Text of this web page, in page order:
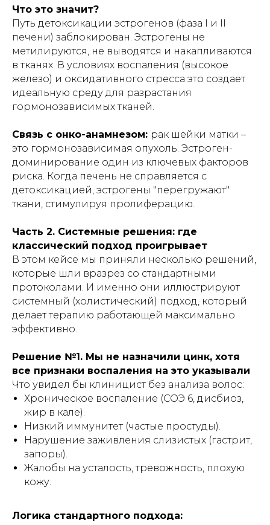
Что это значит?
Путь детоксикации эстрогенов (фаза I и II
печени) заблокирован. Эстрогены не
метилируются, не выводятся и накапливаются
в тканях. В условиях воспаления (высокое
железо) и оксидативного стресса это создает
идеальную среду для разрастания
гормонозависимых тканей.
Связь с онко-анамнезом: рак шейки матки –
это гормонозависимая опухоль. Эстроген-
доминирование один из ключевых факторов
риска. Когда печень не справляется с
детоксикацией, эстрогены "перегружают"
ткани, стимулируя пролиферацию.
Часть 2. Системные решения: где
классический подход проигрывает
В этом кейсе мы приняли несколько решений,
которые шли вразрез со стандартными
протоколами. И именно они иллюстрируют
системный (холистический) подход, который
делает терапию работающей максимально
эффективно.
Решение №1. Мы не назначили цинк, хотя
все признаки воспаления на это указывали
Что увидел бы клиницист без анализа волос:
Хроническое воспаление (СОЭ 6, дисбиоз,
жир в кале).
Низкий иммунитет (частые простуды).
Нарушение заживления слизистых (гастрит,
запоры).
Жалобы на усталость, тревожность, плохую
кожу.
Логика стандартного подхода: